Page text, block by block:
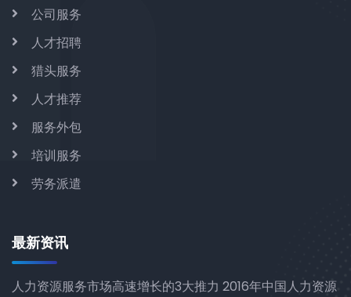
公司服务
人才招聘
猎头服务
人才推荐
服务外包
培训服务
劳务派遣
最新资讯
人力资源服务市场高速增长的3大推力 2016年中国人力资源